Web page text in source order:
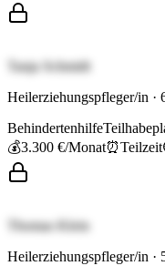
Tanja Schmidt
Heilerziehungspfleger/in ·
Behindertenhilfe
💰3.300 €/Monat⏰Teilzeit
Thomas Klein
Heilerziehungspfleger/in ·